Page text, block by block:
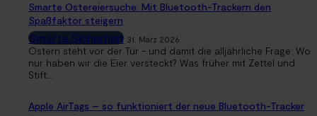
Smarte Ostereiersuche: Mit Bluetooth-Trackern den
Spaßfaktor steigern
Smarte Sicherheit 31. März 2026
Ostern steht vor der Tür - und damit die alljährliche Frage: Wo
nur haben wir die Eier versteckt? Was früher mit Zettel und
Stift...
Apple AirTags – so funktioniert der neue Bluetooth-Tracker